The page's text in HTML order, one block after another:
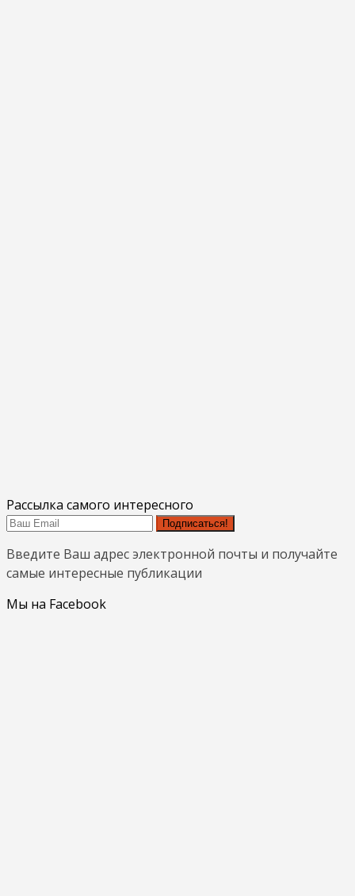
Рассылка самого интересного
Подписаться!
Введите Ваш адрес электронной почты и получайте
самые интересные публикации
Мы на Facebook